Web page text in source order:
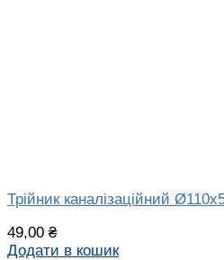
Трійник каналізаційний
49,00 ₴
Додати в кошик